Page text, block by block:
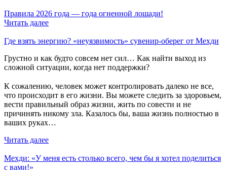
Правила 2026 года — года огненной лошади!
Читать далее
Где взять энергию? «неуязвимость» сувенир-оберег от Мехди
Грустно и как будто совсем нет сил… Как найти выход из
сложной ситуации, когда нет поддержки?
К сожалению, человек может контролировать далеко не все,
что происходит в его жизни. Вы можете следить за здоровьем,
вести правильный образ жизни, жить по совести и не
причинять никому зла. Казалось бы, ваша жизнь полностью в
ваших руках…
Читать далее
Мехди: «У меня есть столько всего, чем бы я хотел поделиться
с вами!»